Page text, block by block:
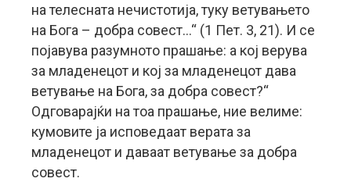
на телесната нечистотија, туку ветувањето
на Бога – добра совест…“ (1 Пет. 3, 21). И се
појавува разумното прашање: а кој верува
за младенецот и кој за младенецот дава
ветување на Бога, за добра совест?“
Одговарајќи на тоа прашање, ние велиме:
кумовите ја исповедаат верата за
младенецот и даваат ветување за добра
совест.